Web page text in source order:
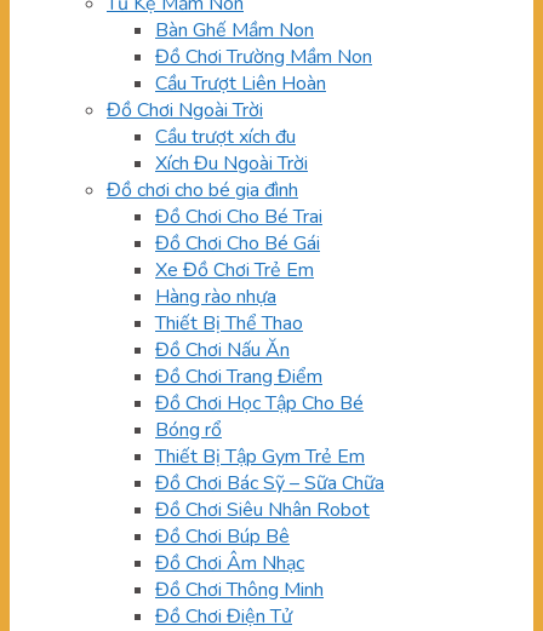
Bàn Ghế Mầm Non
Đồ Chơi Trường Mầm Non
Cầu Trượt Liên Hoàn
Đồ Chơi Ngoài Trời
Cầu trượt xích đu
Xích Đu Ngoài Trời
Đồ chơi cho bé gia đình
Đồ Chơi Cho Bé Trai
Đồ Chơi Cho Bé Gái
Xe Đồ Chơi Trẻ Em
Hàng rào nhựa
Thiết Bị Thể Thao
Đồ Chơi Nấu Ăn
Đồ Chơi Trang Điểm
Đồ Chơi Học Tập Cho Bé
Bóng rổ
Thiết Bị Tập Gym Trẻ Em
Đồ Chơi Bác Sỹ – Sữa Chữa
Đồ Chơi Siêu Nhân Robot
Đồ Chơi Búp Bê
Đồ Chơi Âm Nhạc
Đồ Chơi Thông Minh
Đồ Chơi Điện Tử